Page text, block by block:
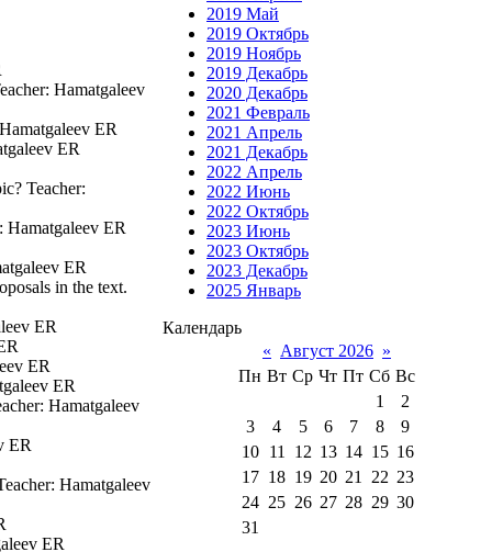
Hamatgaleev
ER
ER
Teacher:
Hamatgaleev ER
ER
in the text.
ER
ER
ER
Hamatgaleev
ER
Hamatgaleev
ER
2019 Май
2019 Октябрь
2019 Ноябрь
2019 Декабрь
2020 Декабрь
2021 Февраль
2021 Апрель
2021 Декабрь
2022 Апрель
2022 Июнь
2022 Октябрь
2023 Июнь
2023 Октябрь
2023 Декабрь
2025 Январь
Календарь
« Август 2026 »
Пн Вт Ср Чт Пт Сб Вс
1
2
3
4 5 6 7 8
9
10
11 12 13 14 15 16
17 18 19 20 21 22 23
24 25 26 27 28 29 30
31